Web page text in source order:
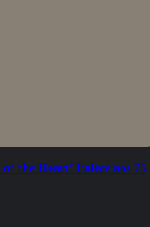
the Heart’ Falece aos 75